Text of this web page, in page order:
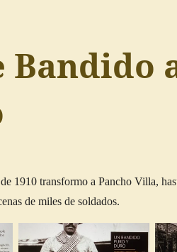
Bandido
1910 transformo a Pancho Villa,
de miles de soldados.